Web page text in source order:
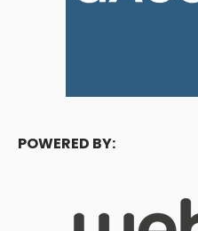
POWERED BY: